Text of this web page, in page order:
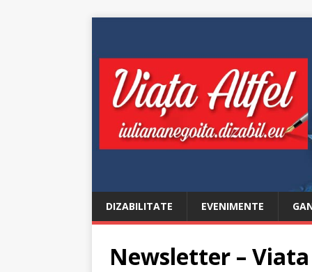
DIZABILITATE EVENIMENTE
Newsletter –